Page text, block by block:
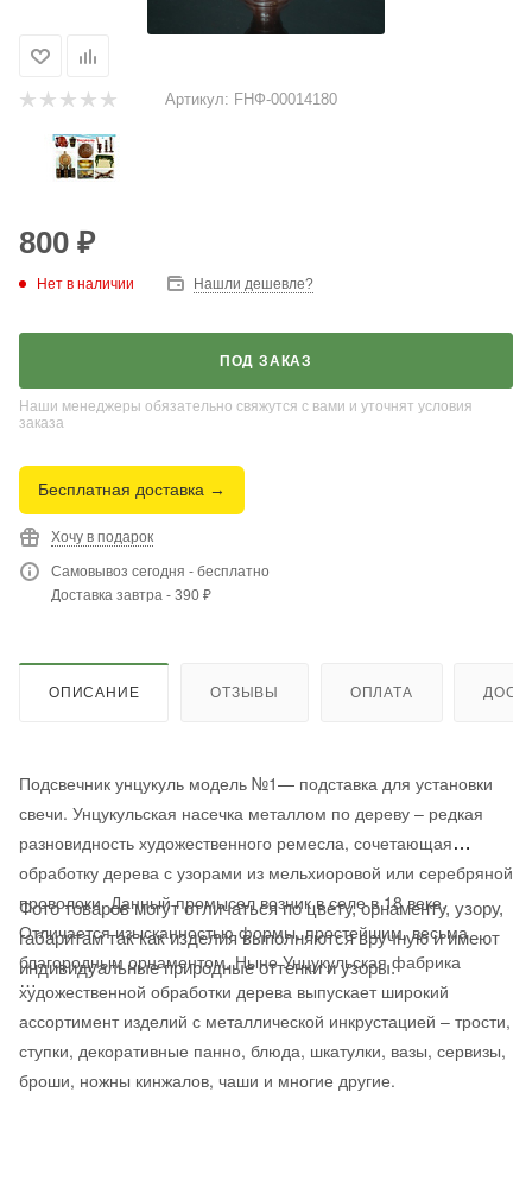
Артикул: FНФ-00014180
800 ₽
Нет в наличии Нашли дешевле?
ПОД ЗАКАЗ
Наши менеджеры обязательно свяжутся с вами и уточнят условия
заказа
Бесплатная доставка →
Хочу в подарок
Самовывоз сегодня - бесплатно
Доставка завтра - 390 ₽
ОПИСАНИЕ ОТЗЫВЫ ОПЛАТА
Подсвечник унцукуль модель №1— подставка для установки
свечи. Унцукульская насечка металлом по дереву – редкая
разновидность художественного ремесла, сочетающая
обработку дерева с узорами из мельхиоровой или серебряной
проволоки. Данный промысел возник в селе в 18 веке.
Отличается изысканностью формы, простейшим, весьма
благородным орнаментом. Ныне Унцукульская фабрика
художественной обработки дерева выпускает широкий
ассортимент изделий с металлической инкрустацией – трости,
ступки, декоративные панно, блюда, шкатулки, вазы, сервизы,
броши, ножны кинжалов, чаши и многие другие.
Фото товаров могут отличаться по цвету, орнаменту, узору,
габаритам так как изделия выполняются вручную и имеют
индивидуальные природные оттенки и узоры.